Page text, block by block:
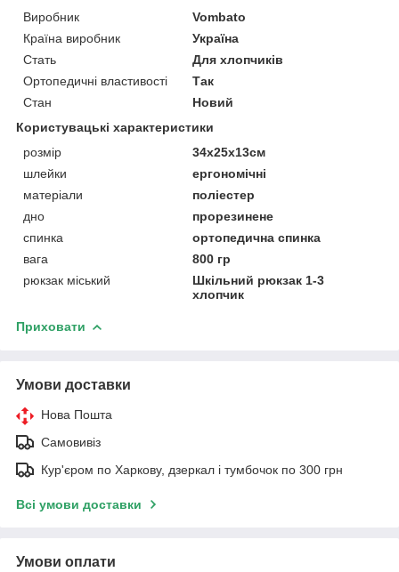
Виробник
Vombato
Країна виробник
Україна
Стать
Для хлопчиків
Ортопедичні властивості
Так
Стан
Новий
Користувацькі характеристики
розмір
34х25х13см
шлейки
ергономічні
матеріали
поліестер
дно
прорезинене
спинка
ортопедична спинка
вага
800 гр
рюкзак міський
Шкільний рюкзак 1-3
хлопчик
Приховати
Умови доставки
Нова Пошта
Самовивіз
Кур'єром по Харкову, дзеркал і тумбочок по 300 грн
Всі умови доставки
Умови оплати